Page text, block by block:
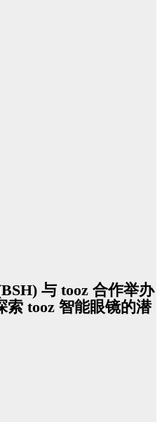
与 tooz 合作举办
索 tooz 智能眼镜的潜